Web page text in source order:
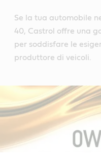
Se la tua automobile
40, Castrol offre una
per soddisfare le
produttore di veicoli.